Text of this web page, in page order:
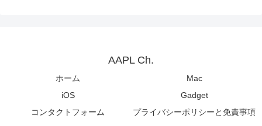
AAPL Ch.
ホーム
Mac
iOS
Gadget
コンタクトフォーム
プライバシーポリシーと免責事項